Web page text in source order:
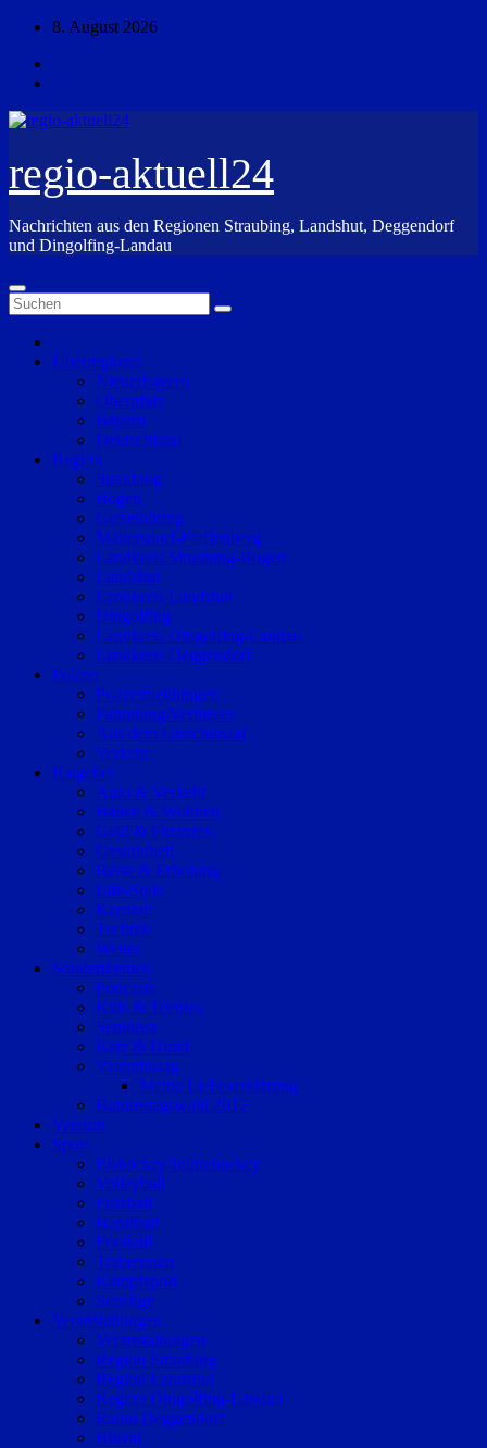
Zum
springen
8. August 2026
regio-aktuell24
Nachrichten aus den Regionen Straubing, Landshut, Deggendorf
und Dingolfing-Landau
Überregional
Niederbayern
Oberpfalz
Bayern
Deutschland
Region
Straubing
Bogen
Geiselhöring
Mallersdorf-Pfaffenberg
Landkreis Straubing-Bogen
Landshut
Landkreis Landshut
Dingolfing
Landkreis Dingolfing-Landau
Landkreis Deggendorf
Polizei
Polizeimeldungen
Fahndung/Vermisste
Aus dem Gerichtssaal
Verkehr
Ratgeber
Auto & Verkehr
Bauen & Wohnen
Geld & Finanzen
Gesundheit
Reise & Erholung
Life-Style
Karriere
Technik
Wetter
Sonderthemen
Podcasts
Kids & Teenies
Senioren
Katz & Hund
Valentinstag
Meine Liebeserklärung
Bundestagswahl 2017
Vereine
Sport
Eishockey/Inlinehockey
Volleyball
Fussball
Handball
Football
Trabrennen
Kampfsport
Sonstige
Veranstaltungen
Veranstaltungen
Region Straubing
Region Landshut
Region Dingolfing-Landau
Raum Deggendorf
Bluval